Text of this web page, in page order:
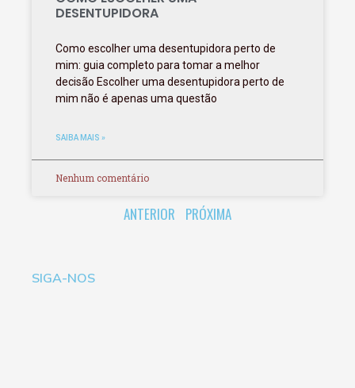
DESENTUPIDORA
Como escolher uma desentupidora perto de
mim: guia completo para tomar a melhor
decisão Escolher uma desentupidora perto de
mim não é apenas uma questão
SAIBA MAIS »
Nenhum comentário
ANTERIOR PRÓXIMA
SIGA-NOS